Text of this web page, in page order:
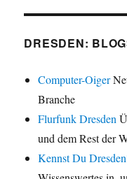
DRESDEN:
Computer-Oiger
Branche
Flurfunk Dresden
und dem Rest der
Kennst Du